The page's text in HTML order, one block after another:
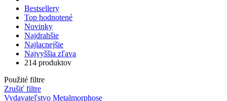
Bestsellery
Top hodnotené
Novinky
Najdrahšie
Najlacnejšie
Najvyššia zľava
214 produktov
Použité filtre
Zrušiť filtre
Vydavateľstvo Metalmorphose